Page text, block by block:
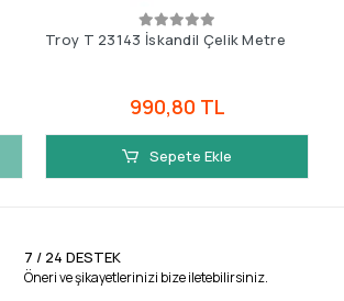
Troy T 23143 İskandil Çelik Metre
990,80 TL
Sepete Ekle
7 / 24 DESTEK
Öneri ve şikayetlerinizi bize iletebilirsiniz.